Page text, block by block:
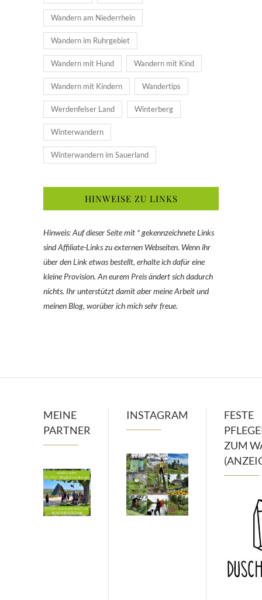
Wandern am Niederrhein
Wandern im Ruhrgebiet
Wandern mit Hund Wandern mit Kind
Wandern mit Kindern Wandertips
Werdenfelser Land Winterberg
Winterwandern
Winterwandern im Sauerland
HINWEISE ZU LINKS
Hinweis: Auf dieser Seite mit * gekennzeichnete Links
sind Affiliate-Links zu externen Webseiten. Wenn ihr
über den Link etwas bestellt, erhalte ich dafür eine
kleine Provision. An eurem Preis ändert sich dadurch
nichts. Ihr unterstützt damit aber meine Arbeit und
meinen Blog, worüber ich mich sehr freue.
MEINE
PARTNER
INSTAGRAM
FESTE
ZUM